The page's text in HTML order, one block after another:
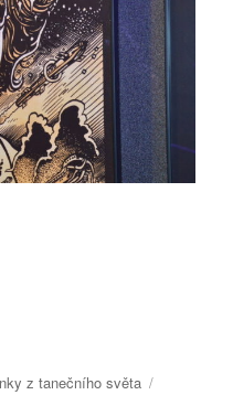
z tanečního světa